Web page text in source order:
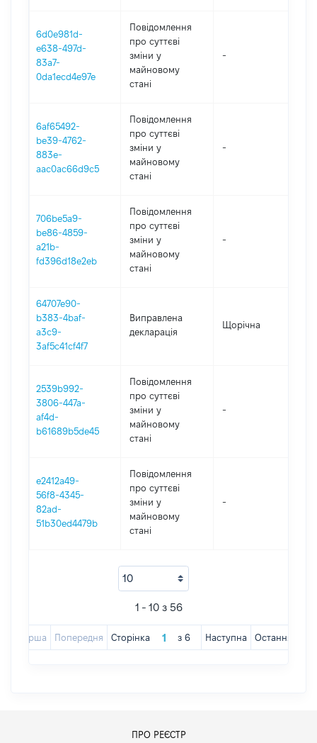
6d0e981d-
e638-497d-
83a7-
0da1ecd4e97e
Повідомлення
про суттєві
зміни y
майновому
стані
-
6af65492-
be39-4762-
883e-
aac0ac66d9c5
Повідомлення
про суттєві
зміни y
майновому
стані
-
706be5a9-
be86-4859-
a21b-
fd396d18e2eb
Повідомлення
про суттєві
зміни y
майновому
стані
-
64707e90-
b383-4baf-
a3c9-
3af5c41cf4f7
Виправлена
декларація
Щорічна
2539b992-
3806-447a-
af4d-
b61689b5de45
Повідомлення
про суттєві
зміни y
майновому
стані
-
e2412a49-
56f8-4345-
82ad-
51b30ed4479b
Повідомлення
про суттєві
зміни y
майновому
стані
-
1 - 10 з 56
Перша Попередня Сторінка з 6 Наступна Остання
ПРО РЕЄСТР